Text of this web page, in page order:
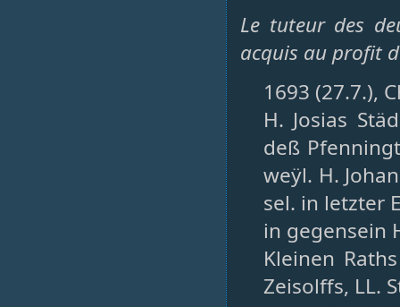
Le tuteur des
acquis au profit
1693 (27.7.),
H. Josias
deß
weÿl. H.
sel. in letzter
in gegensein
Kleinen
Zeisolffs, LL.